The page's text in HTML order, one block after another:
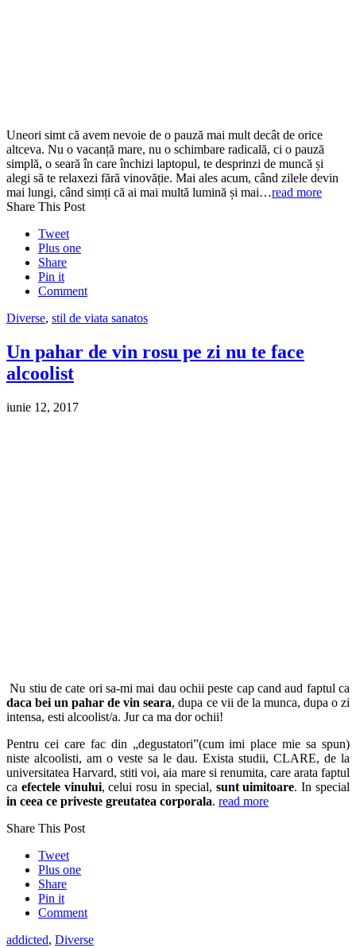
Uneori simt că avem nevoie de o pauză mai mult decât de orice
altceva. Nu o vacanță mare, nu o schimbare radicală, ci o pauză
simplă, o seară în care închizi laptopul, te desprinzi de muncă și
alegi să te relaxezi fără vinovăție. Mai ales acum, când zilele devin
mai lungi, când simți că ai mai multă lumină și mai…read more
Share This Post
Tweet
Plus one
Share
Pin it
Comment
Diverse, stil de viata sanatos
Un pahar de vin rosu pe zi nu te face
alcoolist
iunie 12, 2017
Nu stiu de cate ori sa-mi mai dau ochii peste cap cand aud faptul ca
daca bei un pahar de vin seara, dupa ce vii de la munca, dupa o zi
intensa, esti alcoolist/a. Jur ca ma dor ochii!
Pentru cei care fac din „degustatori”(cum imi place mie sa spun)
niste alcoolisti, am o veste sa le dau. Exista studii, CLARE, de la
universitatea Harvard, stiti voi, aia mare si renumita, care arata faptul
ca efectele vinului, celui rosu in special, sunt uimitoare. In special
in ceea ce priveste greutatea corporala. read more
Share This Post
Tweet
Plus one
Share
Pin it
Comment
addicted, Diverse